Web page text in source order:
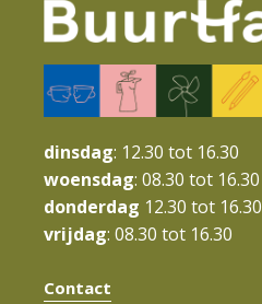
v
i
g
a
t
i
dinsdag: 12.30 tot 16.30
woensdag: 08.30 tot 16.30
donderdag 12.30 tot 16.30
vrijdag: 08.30 tot 16.30
Contact